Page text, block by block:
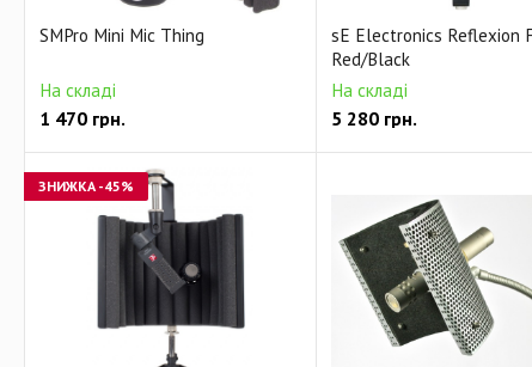
SMPro Mini Mic Thing
На складі
1 470 грн.
sE Electronics Reflexion
Red/Black
На складі
5 280грн.
ЗНИЖКА -45%